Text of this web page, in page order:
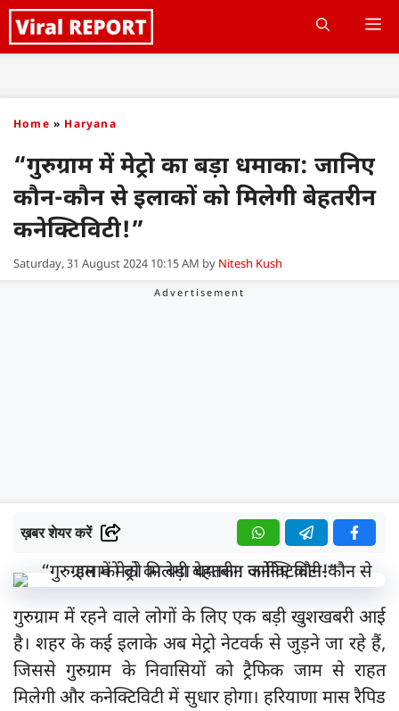
Skip
to
Home » Haryana
“गुरुग्राम में मेट्रो का बड़ा धमाका: जानिए
कौन-कौन से इलाकों को मिलेगी बेहतरीन
कनेक्टिविटी!”
Saturday, 31 August 2024 10:15 AM by Nitesh Kush
ख़बर शेयर करें
गुरुग्राम में रहने वाले लोगों के लिए एक बड़ी खुशखबरी आई
है। शहर के कई इलाके अब मेट्रो नेटवर्क से जुड़ने जा रहे हैं,
जिससे गुरुग्राम के निवासियों को ट्रैफिक जाम से राहत
मिलेगी और कनेक्टिविटी में सुधार होगा। हरियाणा मास रैपिड